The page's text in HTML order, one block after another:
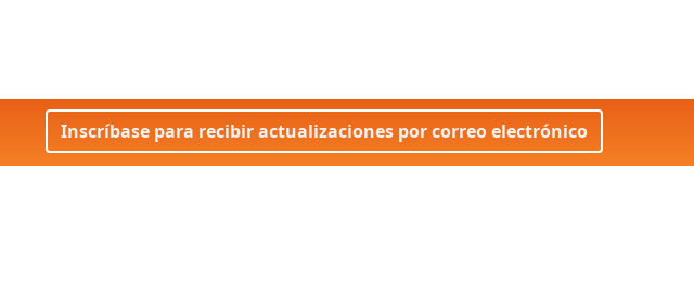
Inscríbase para recibir actualizaciones por correo electrónico